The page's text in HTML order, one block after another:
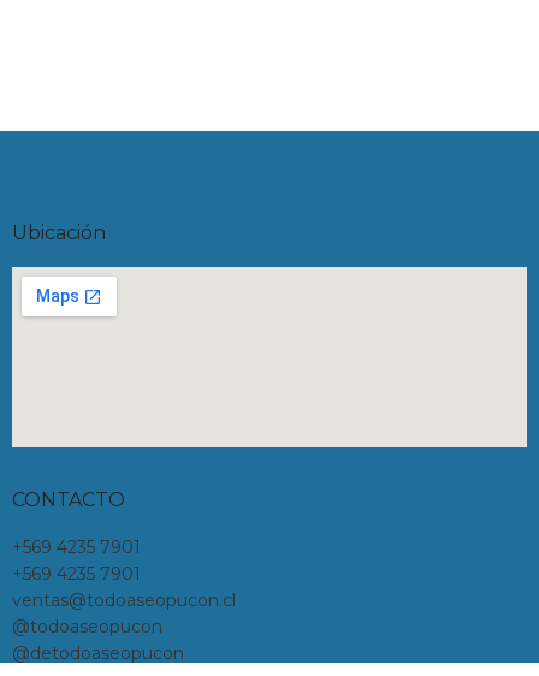
Ubicación
CONTACTO
+569 4235 7901
+569 4235 7901
ventas@todoaseopucon.cl
@todoaseopucon
@detodoaseopucon